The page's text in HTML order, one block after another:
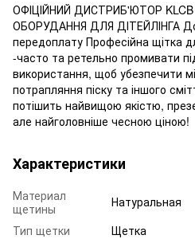
ОФІЦІЙНИЙ ДИСТРИБ'ЮТОР KLCB
ОБОРУДАННЯ ДЛЯ ДІТЕЙЛІНГА
передоплату Професійна щітка
-часто та ретельно промивати
використання, щоб убезпечити
потрапляння піску та іншого
потішить найвищою якістю,
але найголовніше чесною ціною!
Характеристики
Материал
щетины
Натуральная
Тип щетки
Щетка